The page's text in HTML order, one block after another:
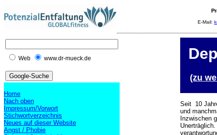
E-Mail:
Web www.dr-mueck.de
Home
Nach oben
Impressum/Vorwort
Stichwortverzeichnis
Neues auf dieser Website
Angst / Phobie
(zu
Seit 10
und
Inzwischen